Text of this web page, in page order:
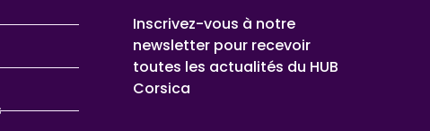
Inscrivez-vous à notre
newsletter pour recevoir
toutes les actualités du HUB
Corsica